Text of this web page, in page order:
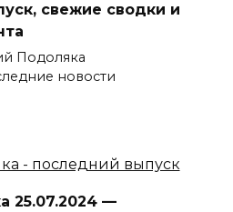
свежие сводки и
Подоляка
новости
25.07.2024 —